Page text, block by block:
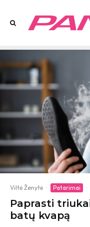
Viltė Ženytė · Patarimai ·
Paprasti
batų kvapą